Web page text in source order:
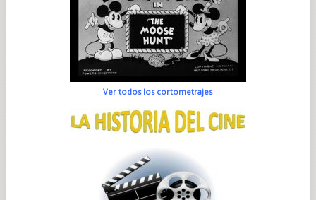
Ver todos los cortometrajes